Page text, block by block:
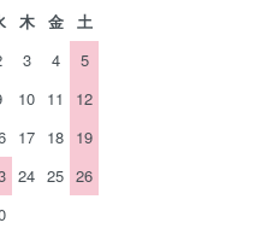
木 金
土
3 4
5
10 11
12
17 18 19
24 25 26